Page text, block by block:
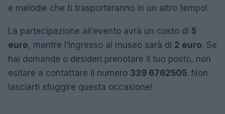
e melodie che ti trasporteranno in un altro tempo!
La partecipazione all’evento avrà un costo di 5
euro, mentre l’ingresso al museo sarà di 2 euro. Se
hai domande o desideri prenotare il tuo posto, non
esitare a contattare il numero 339 6762505. Non
lasciarti sfuggire questa occasione!